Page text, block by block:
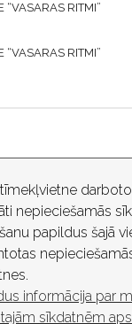
tīmekļvietne
nepieciešamās
papildus šajā
informācija par
sīkdatnēm
“VASARAS RITMI”
“VASARAS RITMI”
NOVĒROŠANA
pašvaldība, Rīgas
“Kultūras un